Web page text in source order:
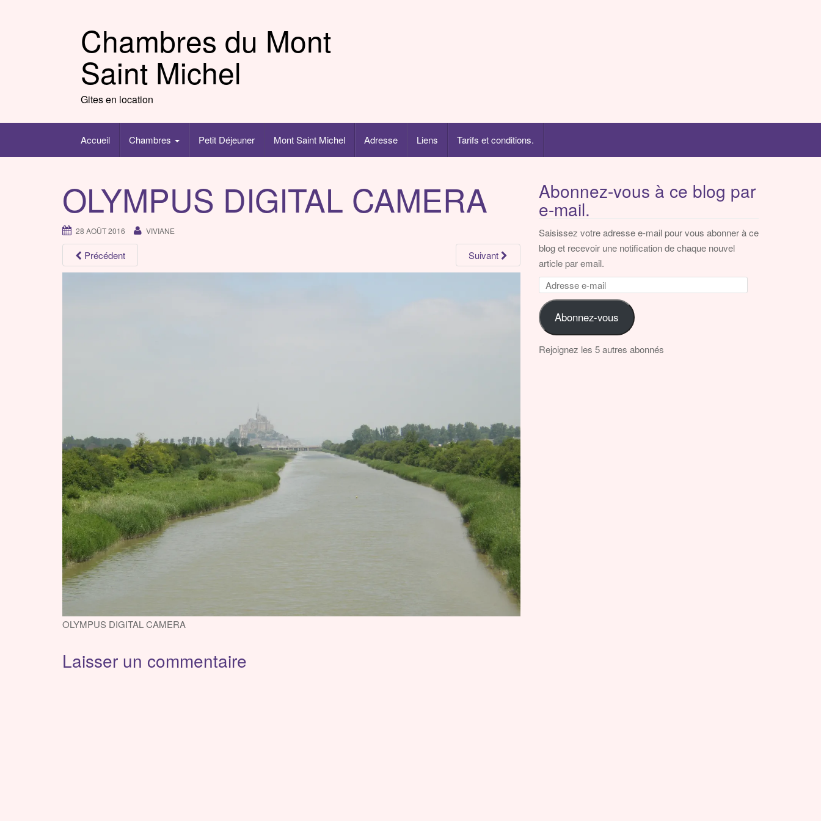
Chambres du Mont
Saint Michel
Gites en location
Accueil Chambres Petit Déjeuner Mont Saint Michel Adresse Liens Tarifs et conditions.
OLYMPUS DIGITAL CAMERA
28 AOÛT 2016 VIVIANE
Précédent Suivant
OLYMPUS DIGITAL CAMERA
Laisser un commentaire
Abonnez-vous à ce blog par
e-mail.
Saisissez votre adresse e-mail pour vous abonner à ce
blog et recevoir une notification de chaque nouvel
article par email.
Adresse
mail Abonnez-vous
Rejoignez les 5 autres abonnés